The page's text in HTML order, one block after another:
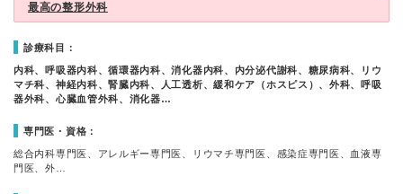
最高の整形外科
診療科目：
内科、呼吸器内科、循環器内科、消化器内科、内分泌代謝科、糖尿病科、リウ
マチ科、神経内科、腎臓内科、人工透析、緩和ケア（ホスピス）、外科、呼吸
器外科、心臓血管外科、消化器…
専門医・資格：
総合内科専門医、アレルギー専門医、リウマチ専門医、感染症専門医、血液専
門医、外…